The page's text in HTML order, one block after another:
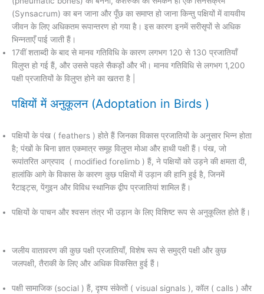
(Synsacrum) का बन जाना और पूँछ का समाप्त हो जाना किन्तु पक्षियों में वायवीय
जीवन के लिए अधिकतम रूपान्तरण हो गया है। इस कारण इनमें सरीसृपों से अधिक
भिन्नताएँ पाई जाती हैं।
17वीं शताब्दी के बाद से मानव गतिविधि के कारण लगभग 120 से 130 प्रजातियाँ
विलुप्त हो गई हैं, और उससे पहले सैकड़ों और भी। मानव गतिविधि से लगभग 1,200
पक्षी प्रजातियों के विलुप्त होने का खतरा है |
पक्षियों में अनुकूलन (Adoptation in Birds )
पक्षियों के पंख ( feathers ) होते हैं जिनका विकास प्रजातियों के अनुसार भिन्न होता
है; पंखों के बिना ज्ञात एकमात्र समूह विलुप्त मोआ और हाथी पक्षी हैं। पंख, जो
रूपांतरित अग्रपाद ( modified forelimb ) हैं, ने पक्षियों को उड़ने की क्षमता दी,
हालांकि आगे के विकास के कारण कुछ पक्षियों में उड़ान की हानि हुई है, जिनमें
रैटाइट्स, पेंगुइन और विविध स्थानिक द्वीप प्रजातियां शामिल हैं।
पक्षियों के पाचन और श्वसन तंत्र भी उड़ान के लिए विशिष्ट रूप से अनुकूलित होते हैं।
जलीय वातावरण की कुछ पक्षी प्रजातियाँ, विशेष रूप से समुद्री पक्षी और कुछ
जलपक्षी, तैराकी के लिए और अधिक विकसित हुई हैं।
पक्षी सामाजिक (social ) हैं, दृश्य संकेतों ( visual signals ), कॉल ( calls ) और